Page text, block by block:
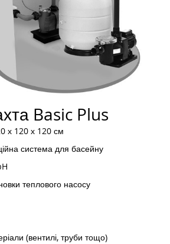
Basic Plus
х 120 х 120 см
система для басейну
теплового насосу
(вентилі, труби тощо)